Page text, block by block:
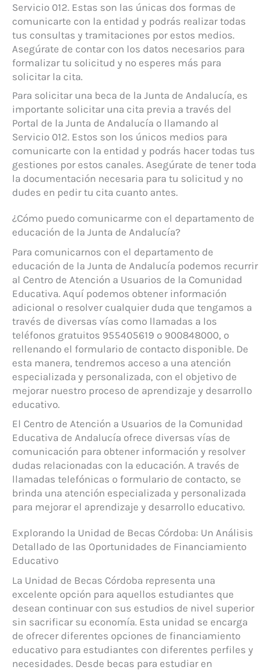
Servicio 012. Estas son las únicas dos formas de
comunicarte con la entidad y podrás realizar todas
tus consultas y tramitaciones por estos medios.
Asegúrate de contar con los datos necesarios para
formalizar tu solicitud y no esperes más para
solicitar la cita.
Para solicitar una beca de la Junta de Andalucía, es
importante solicitar una cita previa a través del
Portal de la Junta de Andalucía o llamando al
Servicio 012. Estos son los únicos medios para
comunicarte con la entidad y podrás hacer todas tus
gestiones por estos canales. Asegúrate de tener toda
la documentación necesaria para tu solicitud y no
dudes en pedir tu cita cuanto antes.
¿Cómo puedo comunicarme con el departamento de
educación de la Junta de Andalucía?
Para comunicarnos con el departamento de
educación de la Junta de Andalucía podemos recurrir
al Centro de Atención a Usuarios de la Comunidad
Educativa. Aquí podemos obtener información
adicional o resolver cualquier duda que tengamos a
través de diversas vías como llamadas a los
teléfonos gratuitos 955405619 o 900848000, o
rellenando el formulario de contacto disponible. De
esta manera, tendremos acceso a una atención
especializada y personalizada, con el objetivo de
mejorar nuestro proceso de aprendizaje y desarrollo
educativo.
El Centro de Atención a Usuarios de la Comunidad
Educativa de Andalucía ofrece diversas vías de
comunicación para obtener información y resolver
dudas relacionadas con la educación. A través de
llamadas telefónicas o formulario de contacto, se
brinda una atención especializada y personalizada
para mejorar el aprendizaje y desarrollo educativo.
Explorando la Unidad de Becas Córdoba: Un Análisis
Detallado de las Oportunidades de Financiamiento
Educativo
La Unidad de Becas Córdoba representa una
excelente opción para aquellos estudiantes que
desean continuar con sus estudios de nivel superior
sin sacrificar su economía. Esta unidad se encarga
de ofrecer diferentes opciones de financiamiento
educativo para estudiantes con diferentes perfiles y
necesidades. Desde becas para estudiar en